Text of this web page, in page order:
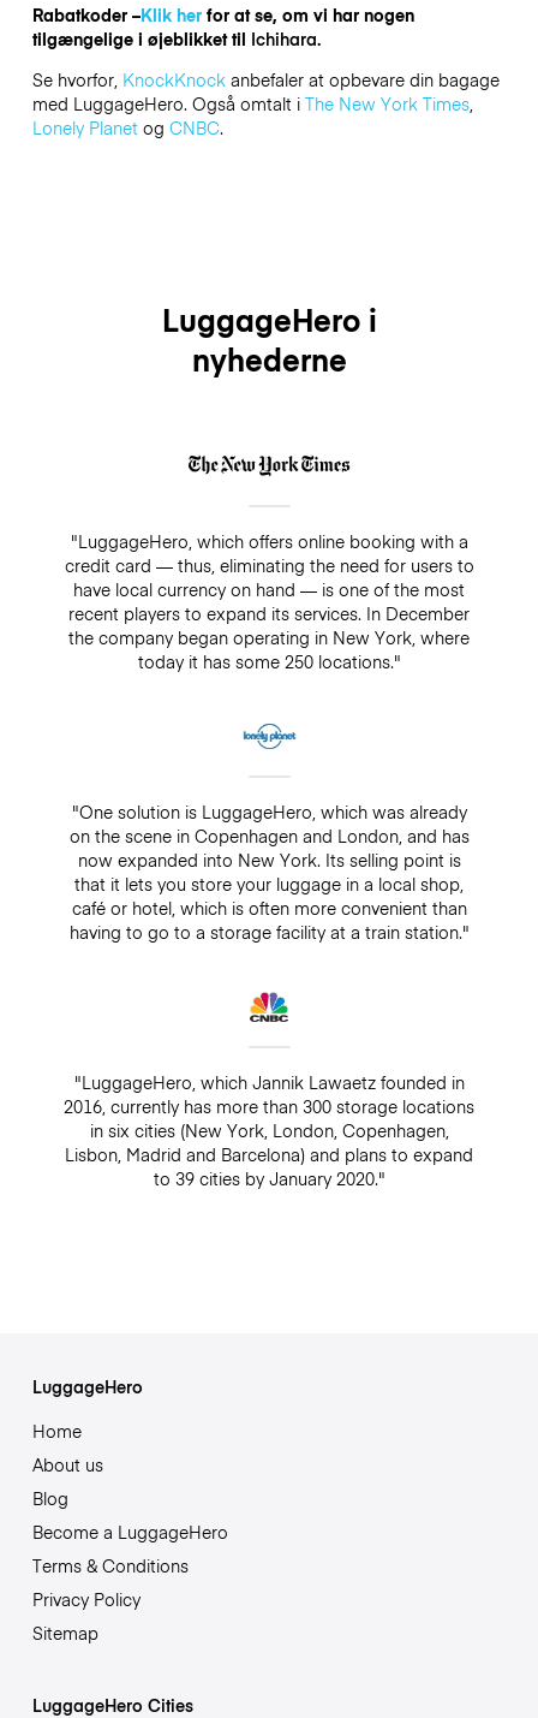
Rabatkoder –Klik herfor at se, om vi har nogen
tilgængelige i øjeblikket til Ichihara.
Se hvorfor, KnockKnockanbefaler at opbevare din bagage
med LuggageHero. Også omtalt i The New York Times,
Lonely Planetog CNBC.
LuggageHero i
nyhederne
"LuggageHero, which offers online booking with a
credit card — thus, eliminating the need for users to
have local currency on hand — is one of the most
recent players to expand its services. In December
the company began operating in New York, where
today it has some 250 locations."
"One solution is LuggageHero, which was already
on the scene in Copenhagen and London, and has
now expanded into New York. Its selling point is
that it lets you store your luggage in a local shop,
café or hotel, which is often more convenient than
having to go to a storage facility at a train station."
"LuggageHero, which Jannik Lawaetz founded in
2016, currently has more than 300 storage locations
in six cities (New York, London, Copenhagen,
Lisbon, Madrid and Barcelona) and plans to expand
to 39 cities by January 2020."
LuggageHero
Home
About us
Blog
Become a LuggageHero
Terms & Conditions
Privacy Policy
Sitemap
LuggageHero Cities